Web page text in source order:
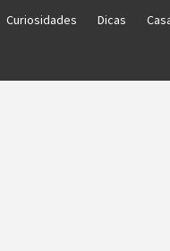
Curiosidades Dicas